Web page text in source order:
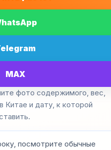
MAX
фото содержимого, вес,
Китае и дату, к которой
посмотрите обычные